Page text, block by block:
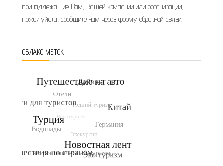
принадлежащие Вам, Вашей компании или организации,
пожалуйста, сообщите нам через форму обратной связи.
ОБЛАКО МЕТОК